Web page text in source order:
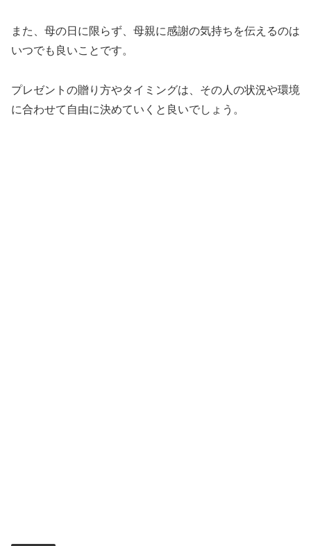
また、母の日に限らず、母親に感謝の気持ちを伝えるのは
いつでも良いことです。
プレゼントの贈り方やタイミングは、その人の状況や環境
に合わせて自由に決めていくと良いでしょう。